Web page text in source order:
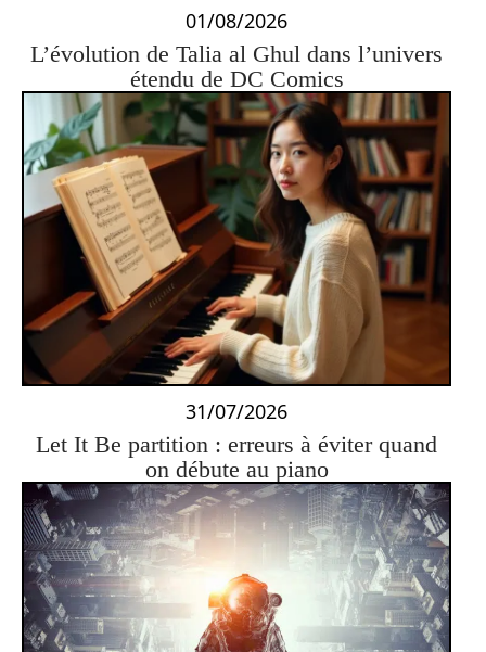
01/08/2026
L’évolution de Talia al Ghul dans l’univers
étendu de DC Comics
31/07/2026
Let It Be partition : erreurs à éviter quand
on débute au piano